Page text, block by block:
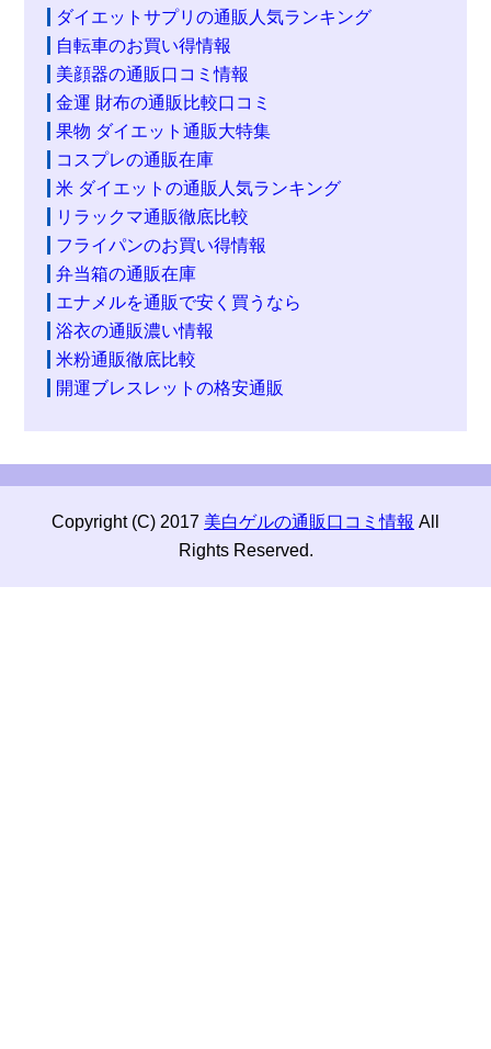
ダイエットサプリの通販人気ランキング
自転車のお買い得情報
美顔器の通販口コミ情報
金運 財布の通販比較口コミ
果物 ダイエット通販大特集
コスプレの通販在庫
米 ダイエットの通販人気ランキング
リラックマ通販徹底比較
フライパンのお買い得情報
弁当箱の通販在庫
エナメルを通販で安く買うなら
浴衣の通販濃い情報
米粉通販徹底比較
開運ブレスレットの格安通販
Copyright (C) 2017 美白ゲルの通販口コミ情報 All
Rights Reserved.